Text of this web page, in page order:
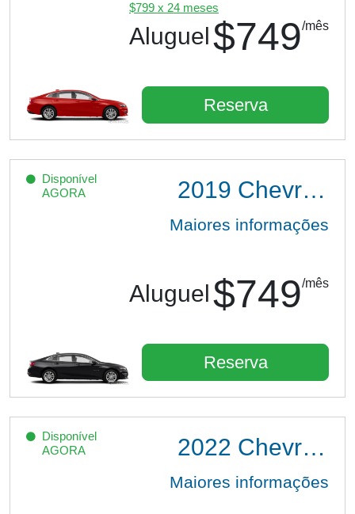
$799 x 24 meses
Aluguel $749/mês
Reserva
Disponível
AGORA
2019 Chevrolet Malibu
Maiores informações
Aluguel $749/mês
Reserva
Disponível
AGORA
2022 Chevrolet Trax LS
Maiores informações